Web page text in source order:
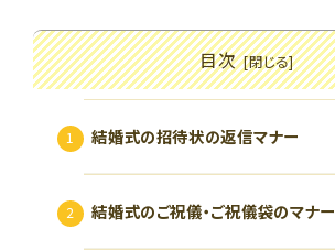
目次
結婚式の招待状の返信マナー
結婚式のご祝儀・ご祝儀袋のマナー